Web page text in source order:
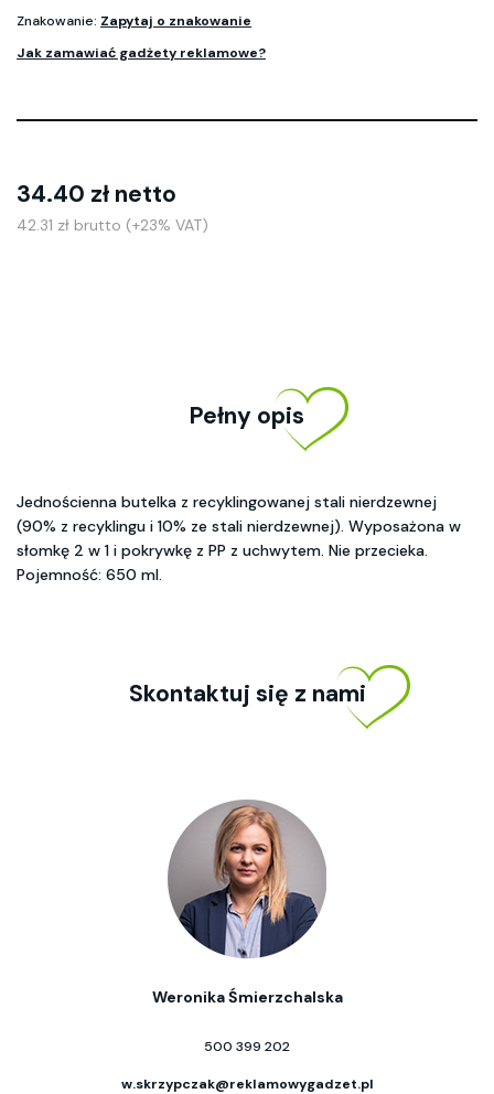
Znakowanie: Zapytaj o znakowanie
Jak zamawiać gadżety reklamowe?
34.40 zł netto
42.31 zł brutto (+23% VAT)
Pełny opis
Jednościenna butelka z recyklingowanej stali nierdzewnej
(90% z recyklingu i 10% ze stali nierdzewnej). Wyposażona w
słomkę 2 w 1 i pokrywkę z PP z uchwytem. Nie przecieka.
Pojemność: 650 ml.
Skontaktuj się z nami
Weronika Śmierzchalska
500 399 202
w.skrzypczak@reklamowygadzet.pl